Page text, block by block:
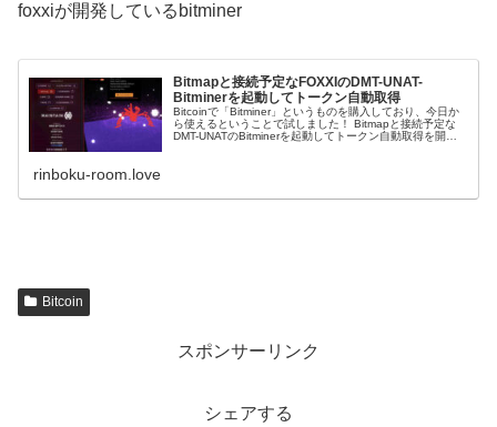
foxxiが開発しているbitminer
Bitmapと接続予定なFOXXIのDMT-UNAT-
Bitminerを起動してトークン自動取得
Bitcoinで「Bitminer」というものを購入しており、今日か
ら使えるということで試しました！ Bitmapと接続予定な
DMT-UNATのBitminerを起動してトークン自動取得を開始
rinboku-room.love
Bitcoin
スポンサーリンク
シェアする